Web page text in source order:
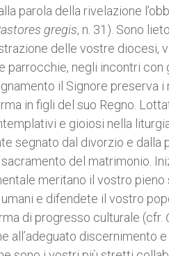
parola della rivelazione
gregis, n. 31). Sono
delle vostre diocesi,
negli incontri
il Signore preserva
in figli del suo Regno.
e gioiosi nella
segnato dal divorzio e dalla
del matrimonio.
meritano il vostro
e difendete il vostro
di progresso culturale (cfr.
discernimento